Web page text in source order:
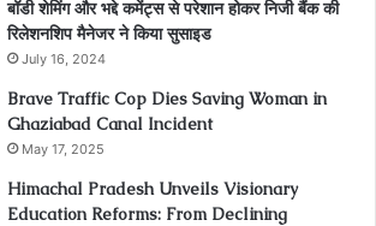
बॉडी शेमिंग और भद्दे कमेंट्स से परेशान होकर निजी बैंक की
रिलेशनशिप मैनेजर ने किया सुसाइड
July 16, 2024
Brave Traffic Cop Dies Saving Woman in
Ghaziabad Canal Incident
May 17, 2025
Himachal Pradesh Unveils Visionary
Education Reforms: From Declining